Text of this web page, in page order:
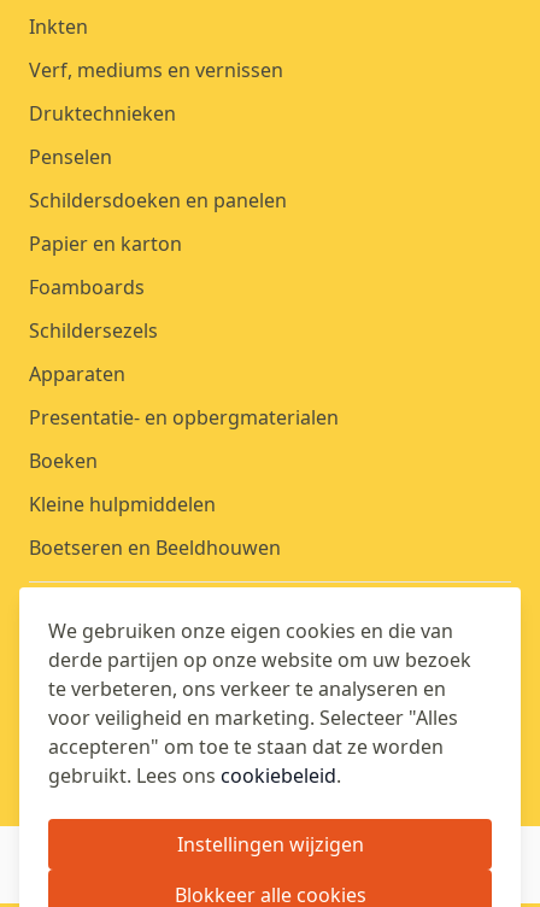
We gebruiken onze eigen cookies en die van
derde partijen op onze website om uw bezoek
te verbeteren, ons verkeer te analyseren en
voor veiligheid en marketing. Selecteer "Alles
accepteren" om toe te staan dat ze worden
gebruikt. Lees ons cookiebeleid.
Instellingen wijzigen
Blokkeer alle cookies
Inkten
Verf, mediums en vernissen
Druktechnieken
Penselen
Schildersdoeken en panelen
Papier en karton
Foamboards
Schildersezels
Apparaten
Presentatie- en opbergmaterialen
Boeken
Kleine hulpmiddelen
Boetseren en Beeldhouwen
ACCOUNT
BLIJF OP DE HOOGTE